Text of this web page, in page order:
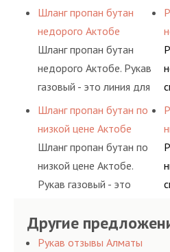
элементами системы.
это линия для подачи
сжатого воздуха и
различных типов
сжиженного газа
(кислород, аргон, метан,
ацетилен) между
определенными
элементами системы.
Шланг пропан бутан
недорого Актобе
Шланг пропан бутан
недорого Актобе. Рукав
газовый - это линия для
подачи сжатого
воздуха и различных
типов сжиженного газа
(кислород, аргон, метан,
пропан, бутан,
элементами системы.
Шланг пропан бутан по
низкой цене Актобе
Шланг пропан бутан по
низкой цене Актобе.
Рукав газовый - это
сжатого воздуха и
различных типов
Другие
Рукав отзывы Алматы